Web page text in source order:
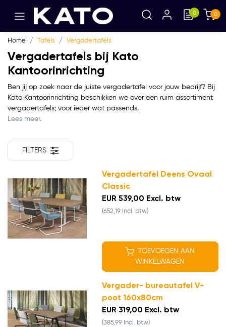
0 0
Home Tafels Vergadertafels
Vergadertafels bij Kato
Kantoorinrichting
Ben jij op zoek naar de juiste vergadertafel voor jouw bedrijf? Bij
Kato Kantoorinrichting beschikken we over een ruim assortiment
vergadertafels; voor ieder wat passends.
Lees meer.
FILTERS
Vergadertafel Deens Ovaal
Classic
EUR 539,00 Excl. btw
(652,19 Incl. btw)
TOEVOEGEN AAN
WINKELWAGEN
Vergader- bureautafel V-
poot 160x80cm
EUR 319,00 Excl. btw
(385,99 Incl. btw)